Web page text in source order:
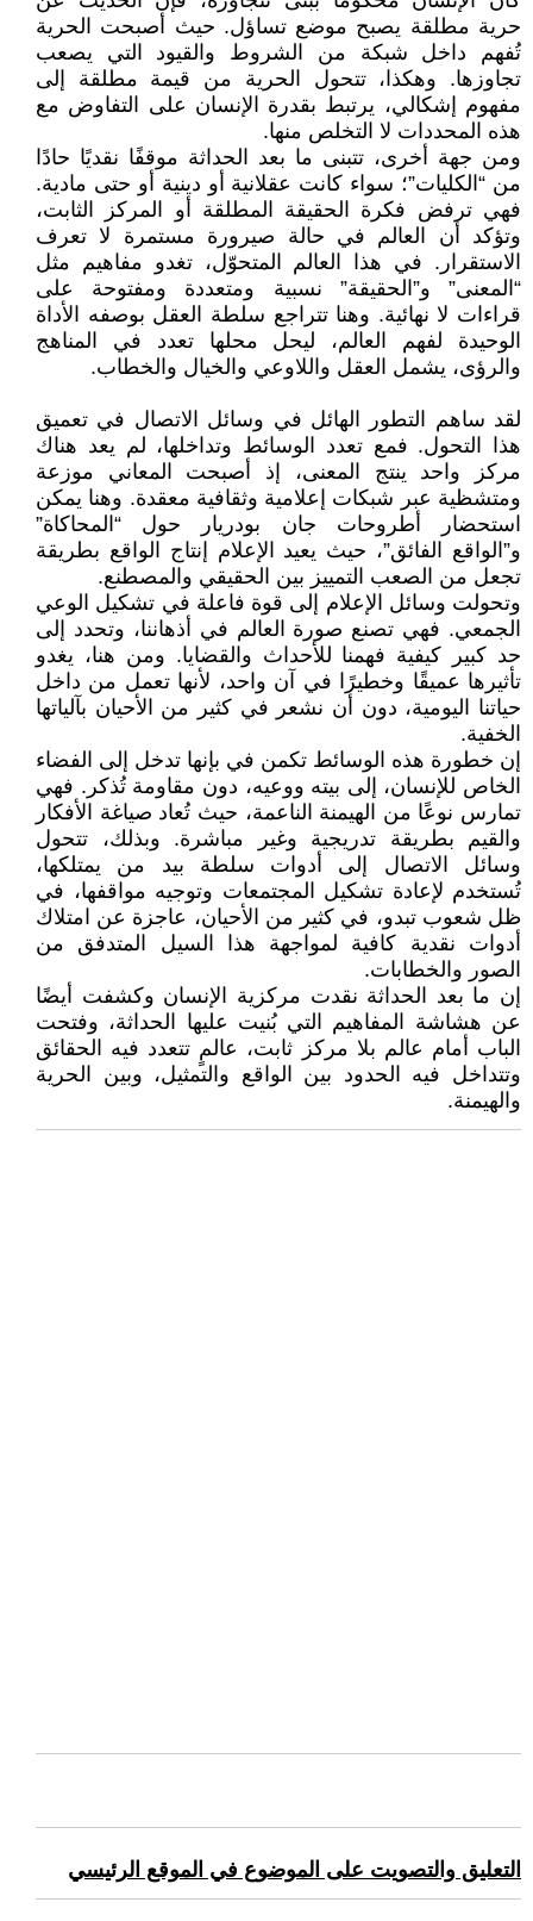
حرية مطلقة يصبح موضع تساؤل. حيث أصبحت الحرية
تُفهم داخل شبكة من الشروط والقيود التي يصعب
تجاوزها. وهكذا، تتحول الحرية من قيمة مطلقة إلى
مفهوم إشكالي، يرتبط بقدرة الإنسان على التفاوض مع
هذه المحددات لا التخلص منها.
ومن جهة أخرى، تتبنى ما بعد الحداثة موقفًا نقديًا حادًا
من “الكليات”؛ سواء كانت عقلانية أو دينية أو حتى مادية.
فهي ترفض فكرة الحقيقة المطلقة أو المركز الثابت،
وتؤكد أن العالم في حالة صيرورة مستمرة لا تعرف
الاستقرار. في هذا العالم المتحوّل، تغدو مفاهيم مثل
“المعنى” و”الحقيقة” نسبية ومتعددة ومفتوحة على
قراءات لا نهائية. وهنا تتراجع سلطة العقل بوصفه الأداة
الوحيدة لفهم العالم، ليحل محلها تعدد في المناهج
والرؤى، يشمل العقل واللاوعي والخيال والخطاب.
لقد ساهم التطور الهائل في وسائل الاتصال في تعميق
هذا التحول. فمع تعدد الوسائط وتداخلها، لم يعد هناك
مركز واحد ينتج المعنى، إذ أصبحت المعاني موزعة
ومتشظية عبر شبكات إعلامية وثقافية معقدة. وهنا يمكن
استحضار أطروحات جان بودريار حول “المحاكاة”
و”الواقع الفائق”، حيث يعيد الإعلام إنتاج الواقع بطريقة
تجعل من الصعب التمييز بين الحقيقي والمصطنع.
وتحولت وسائل الإعلام إلى قوة فاعلة في تشكيل الوعي
الجمعي. فهي تصنع صورة العالم في أذهاننا، وتحدد إلى
حد كبير كيفية فهمنا للأحداث والقضايا. ومن هنا، يغدو
تأثيرها عميقًا وخطيرًا في آن واحد، لأنها تعمل من داخل
حياتنا اليومية، دون أن نشعر في كثير من الأحيان بآلياتها
الخفية.
إن خطورة هذه الوسائط تكمن في بإنها تدخل إلى الفضاء
الخاص للإنسان، إلى بيته ووعيه، دون مقاومة تُذكر. فهي
تمارس نوعًا من الهيمنة الناعمة، حيث تُعاد صياغة الأفكار
والقيم بطريقة تدريجية وغير مباشرة. وبذلك، تتحول
وسائل الاتصال إلى أدوات سلطة بيد من يمتلكها،
تُستخدم لإعادة تشكيل المجتمعات وتوجيه مواقفها، في
ظل شعوب تبدو، في كثير من الأحيان، عاجزة عن امتلاك
أدوات نقدية كافية لمواجهة هذا السيل المتدفق من
الصور والخطابات.
إن ما بعد الحداثة نقدت مركزية الإنسان وكشفت أيضًا
عن هشاشة المفاهيم التي بُنيت عليها الحداثة، وفتحت
الباب أمام عالم بلا مركز ثابت، عالمٍ تتعدد فيه الحقائق
وتتداخل فيه الحدود بين الواقع والتمثيل، وبين الحرية
والهيمنة.
التعليق والتصويت على الموضوع في الموقع الرئيسي